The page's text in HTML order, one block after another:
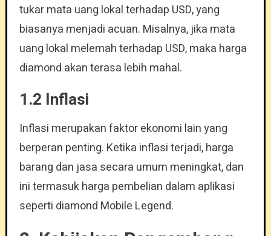
tukar mata uang lokal terhadap USD, yang
biasanya menjadi acuan. Misalnya, jika mata
uang lokal melemah terhadap USD, maka harga
diamond akan terasa lebih mahal.
1.2 Inflasi
Inflasi merupakan faktor ekonomi lain yang
berperan penting. Ketika inflasi terjadi, harga
barang dan jasa secara umum meningkat, dan
ini termasuk harga pembelian dalam aplikasi
seperti diamond Mobile Legend.